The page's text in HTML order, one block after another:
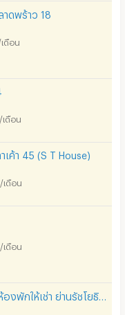
าดพร้าว 18
ดือน
เดือน
เค้า 45 (S T House)
เดือน
เดือน